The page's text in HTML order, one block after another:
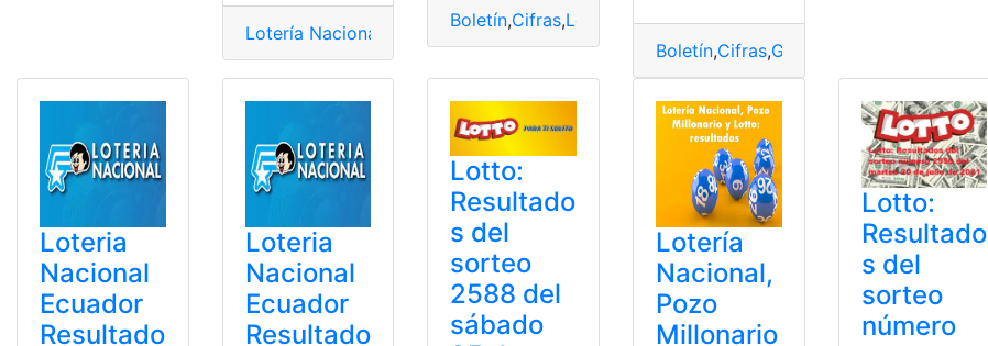
Lotería Nacional Pozo Millonario,Raspaditas
Boletín,Cifras,Lotto Resultados de Lotto,Sorteo
Boletín,Cifras,Ganadores
Loteria
Nacional
Ecuador
Resultado
Loteria
Nacional
Ecuador
Resultado
Lotto:
Resultado
s del
sorteo
2588 del
sábado
Lotería
Nacional,
Pozo
Millonario
Lotto:
Resultado
s del
sorteo
número